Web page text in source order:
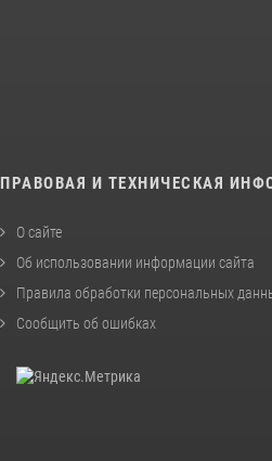
ПРАВОВАЯ И ТЕХНИЧЕСКАЯ
О сайте
Об использовании информации сайта
Правила обработки персональных
Сообщить об ошибках